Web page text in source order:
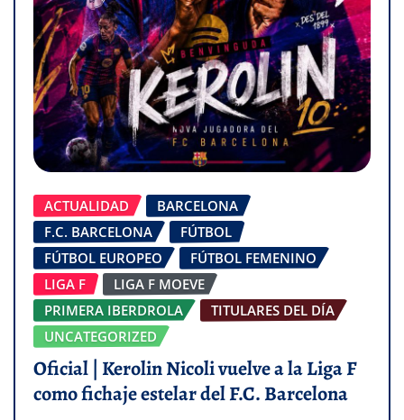
ACTUALIDAD
BARCELONA
F.C. BARCELONA
FÚTBOL
FÚTBOL EUROPEO
FÚTBOL FEMENINO
LIGA F
LIGA F MOEVE
PRIMERA IBERDROLA
TITULARES DEL DÍA
UNCATEGORIZED
Oficial | Kerolin Nicoli vuelve a la Liga F
como fichaje estelar del F.C. Barcelona